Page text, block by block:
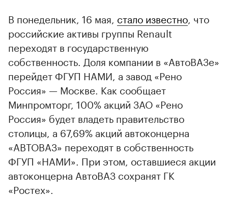
В понедельник, 16 мая, стало известно , что
российские активы группы Renault
переходят в государственную
собственность. Доля компании в «АвтоВАЗе»
перейдет ФГУП НАМИ, а завод «Рено
Россия» — Москве. Как сообщает
Минпромторг, 100% акций ЗАО «Рено
Россия» будет владеть правительство
столицы, а 67,69% акций автоконцерна
«АВТОВАЗ» переходят в собственность
ФГУП «НАМИ». При этом, оставшиеся акции
автоконцерна АвтоВАЗ сохранят ГК
«Ростех».